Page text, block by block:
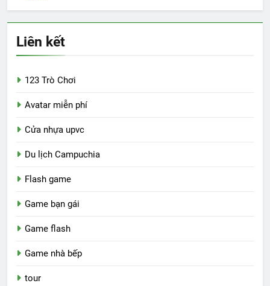
Liên kết
123 Trò Chơi
Avatar miễn phí
Cửa nhựa upvc
Du lịch Campuchia
Flash game
Game bạn gái
Game flash
Game nhà bếp
tour